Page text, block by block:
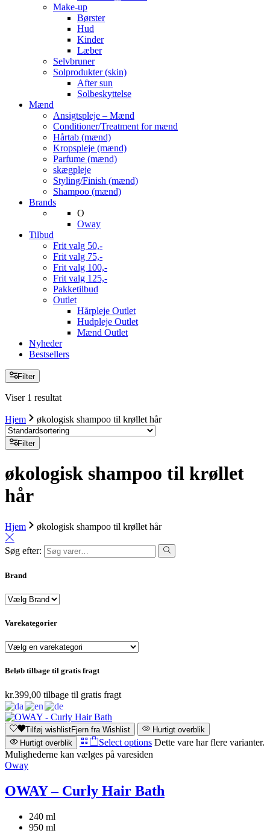
Make-up
Børster
Hud
Kinder
Læber
Selvbruner
Solprodukter (skin)
After sun
Solbeskyttelse
Mænd
Ansigtspleje – Mænd
Conditioner/Treatment for mænd
Hårtab (mænd)
Kropspleje (mænd)
Parfume (mænd)
skægpleje
Styling/Finish (mænd)
Shampoo (mænd)
Brands
O
Oway
Tilbud
Frit valg 50,-
Frit valg 75,-
Frit valg 100,-
Frit valg 125,-
Pakketilbud
Outlet
Hårpleje Outlet
Hudpleje Outlet
Mænd Outlet
Nyheder
Bestsellers
Filter
Viser 1 resultat
Hjem økologisk shampoo til krøllet hår
Filter
økologisk shampoo til krøllet
hår
Hjem økologisk shampoo til krøllet hår
Søg efter:
Brand
Varekategorier
Beløb tilbage til gratis fragt
kr.399,00 tilbage til gratis fragt
Tilføj wishlistFjern fra Wishlist
Hurtigt overblik
Hurtigt overblik
Select options Dette vare har flere varianter.
Mulighederne kan vælges på varesiden
Oway
OWAY – Curly Hair Bath
240 ml
950 ml